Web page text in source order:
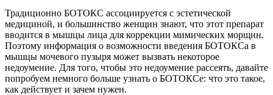
Традиционно БОТОКС ассоциируется с эстетической
медициной, и большинство женщин знают, что этот препарат
вводится в мышцы лица для коррекции мимических морщин.
Поэтому информация о возможности введения БОТОКСа в
мышцы мочевого пузыря может вызвать некоторое
недоумение. Для того, чтобы это недоумение рассеять, давайте
попробуем немного больше узнать о БОТОКСе: что это такое,
как действует и зачем нужен.